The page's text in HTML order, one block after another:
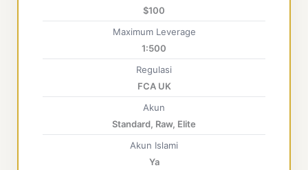
$100
Maximum Leverage
1:500
Regulasi
FCA UK
Akun
Standard, Raw, Elite
Akun Islami
Ya